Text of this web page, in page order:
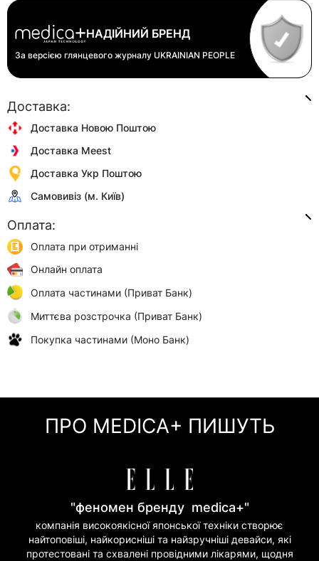
НАДІЙНИЙ БРЕНД
За версією глянцевого журналу UKRAINIAN PEOPLE
Доставка:
Доставка Новою Поштою
Доставка Meest
Доставка Укр Поштою
Самовивіз (м. Київ)
Оплата:
Оплата при отриманні
Онлайн оплата
Оплата частинами (Приват Банк)
Миттєва розстрочка (Приват Банк)
Покупка частинами (Моно Банк)
ПРО MEDICA+ ПИШУТЬ
"феномен бренду medica+"
компанія високоякісної японської техніки створює
найтоповіші, найкорисніші та найзручніші девайси, які
протестовані та схвалені провідними лікарями, щодня